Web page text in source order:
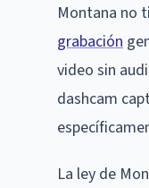
Montana no
grabación
video sin
dashcam
La ley de